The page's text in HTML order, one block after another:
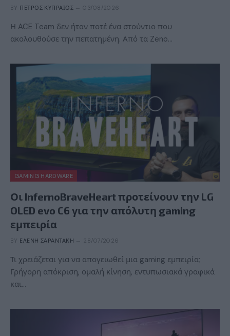
BY ΠΈΤΡΟΣ ΚΥΠΡΑΊΟΣ 03/08/2026
Η ACE Team δεν ήταν ποτέ ένα στούντιο που
ακολουθούσε την πεπατημένη. Από τα Zeno…
GAMING HARDWARE
Οι InfernoBraveHeart προτείνουν την LG
OLED evo C6 για την απόλυτη gaming
εμπειρία
BY ΕΛΈΝΗ ΣΑΡΑΝΤΆΚΗ 28/07/2026
Τι χρειάζεται για να απογειωθεί μια gaming εμπειρία;
Γρήγορη απόκριση, ομαλή κίνηση, εντυπωσιακά γραφικά
και…